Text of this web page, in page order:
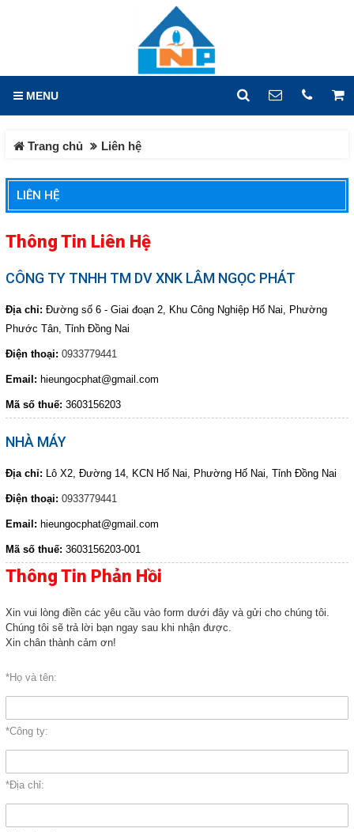
MENU
Trang chủ Liên hệ
LIÊN HỆ
Thông Tin Liên Hệ
CÔNG TY TNHH TM DV XNK LÂM NGỌC PHÁT
Địa chỉ: Đường số 6 - Giai đoạn 2, Khu Công Nghiệp Hố Nai, Phường
Phước Tân, Tỉnh Đồng Nai
Điện thoại: 0933779441
Email: hieungocphat@gmail.com
Mã số thuế: 3603156203
NHÀ MÁY
Địa chỉ: Lô X2, Đường 14, KCN Hố Nai, Phường Hố Nai, Tỉnh Đồng Nai
Điện thoại: 0933779441
Email: hieungocphat@gmail.com
Mã số thuế: 3603156203-001
Thông Tin Phản Hồi
Xin vui lòng điền các yêu cầu vào form dưới đây và gửi cho chúng tôi.
Chúng tôi sẽ trả lời bạn ngay sau khi nhận được.
Xin chân thành cảm ơn!
*Họ và tên:
*Công ty:
*Địa chỉ:
DANH MỤC
Trang chủ
Tin tức
Sản phẩm
HOÁ CHẤT DỆT NHUỘM
HOÁ CHẤT CƠ BẢN
HOÁ CHẤT XỬ LÝ NƯỚC
HÓA CHẤT VI LƯỢNG
HOÁ CHẤT NGHÀNH GIẤY
HOÁ CHẤT XI MẠ
HOÁ CHẤT NGHÀNH CAO SU
HOÁ CHẤT TẨY RỬA
HOÁ CHẤT THÍ NGHIỆM
HOÁ CHẤT NGHÀNH THỨC ĂN GIA
SÚC
TƯ VẤN MÔI TRƯỜNG
HÓA CHẤT NÔNG NGHIỆP
Đóng
TRÊN MẠNG XÃ HỘI
GIỎ HÀNG
LIÊN HỆ
Điện thoại